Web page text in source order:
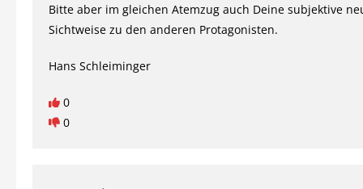
Bitte aber im gleichen Atemzug auch Deine subjektive
Sichtweise zu den anderen Protagonisten.
Hans Schleiminger
0
0